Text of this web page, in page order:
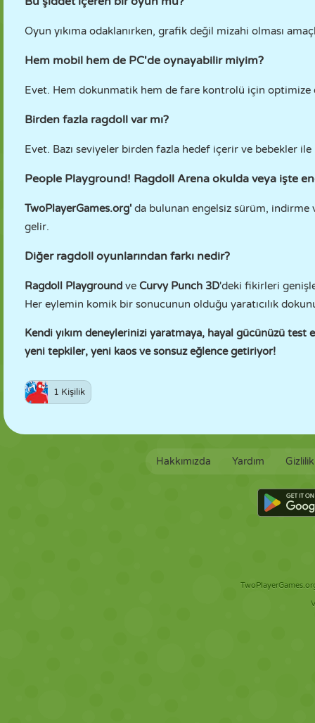
Oyun yıkıma odaklanırken, grafik değil mizahi olması
Hem mobil hem de PC'de oynayabilir miyim?
Evet. Hem dokunmatik hem de fare kontrolü için
Birden fazla ragdoll var mı?
Evet. Bazı seviyeler birden fazla hedef içerir ve bebekler
People Playground! Ragdoll Arena okulda veya işte
TwoPlayerGames.org' da bulunan engelsiz sürüm, indirme
gelir.
Diğer ragdoll oyunlarından farkı nedir?
Ragdoll Playground ve Curvy Punch 3D'deki fikirleri
Her eylemin komik bir sonucunun olduğu yaratıcılık
Kendi yıkım deneylerinizi yaratmaya, hayal gücünüzü test
yeni tepkiler, yeni kaos ve sonsuz eğlence getiriyor!
1 Kişilik
Hakkımızda Yardım